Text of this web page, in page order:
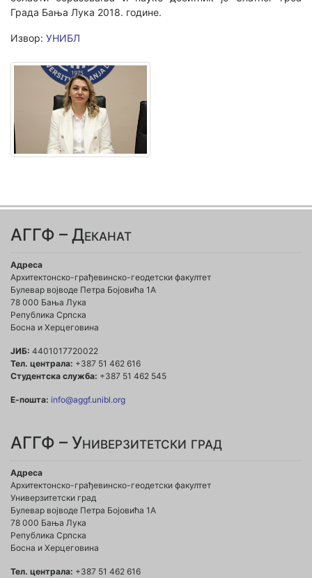
Града Бања Лука 2018. године.
Извор: УНИБЛ
АГГФ – Деканат
Адреса
Архитектонско-грађевинско-геодетски факултет
Булевар војводе Петра Бојовића 1A
78 000 Бања Лука
Република Српска
Босна и Херцеговина
ЈИБ: 4401017720022
Тел. централа: +387 51 462 616
Студентска служба: +387 51 462 545
Е-пошта: info@aggf.unibl.org
АГГФ – Универзитетски град
Адреса
Архитектонско-грађевинско-геодетски факултет
Универзитетски град
Булевар војводе Петра Бојовића 1A
78 000 Бања Лука
Република Српска
Босна и Херцеговина
Тел. централа: +387 51 462 616